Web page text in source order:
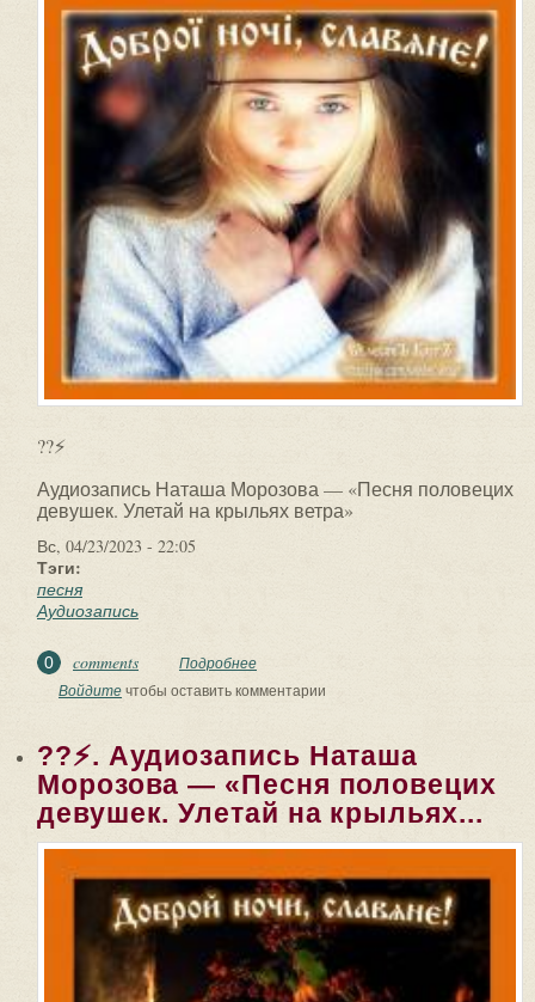
??⚡
Аудиозапись Наташа Морозова — «Песня половецих
девушек. Улетай на крыльях ветра»
Вс, 04/23/2023 - 22:05
Тэги:
песня
Аудиозапись
0 comments Подробнее
— «Песня половецих девушек. Улетай
Войдитечтобы оставить комментарии
??⚡. Аудиозапись Наташа
Морозова — «Песня половецих
девушек. Улетай на крыльях...